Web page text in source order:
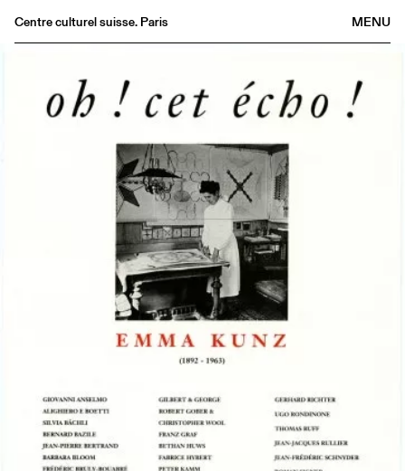
MENU
Centre culturel suisse. Paris
Buvette